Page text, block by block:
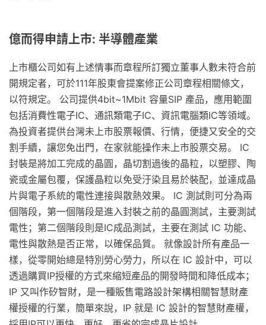
億而得申請上市: 半導體產業
上市櫃公司如有上述情事而章程所訂獨立董事人數未符合前
開規定者，可於111年股東會提案修正公司章程相關條文，
以符規定。 公司提供4bit~1Mbit 容量SIP 產品，應用範圍
包括消費性電子IC、通訊類電子IC、資訊電腦類IC等領域。
為投資者提供台灣未上市股票報價、行情，便捷又安全的交
割手續，讓您免出門，在家就能操作未上市股票交易。 IC
封裝是將加工完成的晶圓，晶切割過後的晶粒，以塑膠、陶
瓷或金屬包覆，保護晶粒以免受汙染且易於裝配，並達成晶
片與電子系統的電性連接與散熱效果。 IC 測試則可分為兩
個階段，第一個階段是進入封裝之前的晶圓測試，主要測試
電性；第二個階段則是IC成品測試，主要在測試 IC 功能、
電性與散熱是否正常，以確保品質。 就像設計所有產品一
樣，從零開始總是特別勞心勞力，所以在 IC 設計中，可以
透過購買IP授權的方式來縮短產品的開發時間和降低成本；
IP 又叫作矽智財，是一種販售電路設計架構相關智慧財產
權授權的行業，簡單來說，IP 就是 IC 設計的智慧財產權，